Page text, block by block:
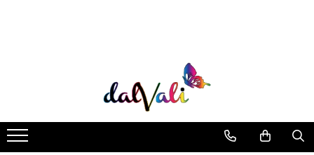
CARIOCI